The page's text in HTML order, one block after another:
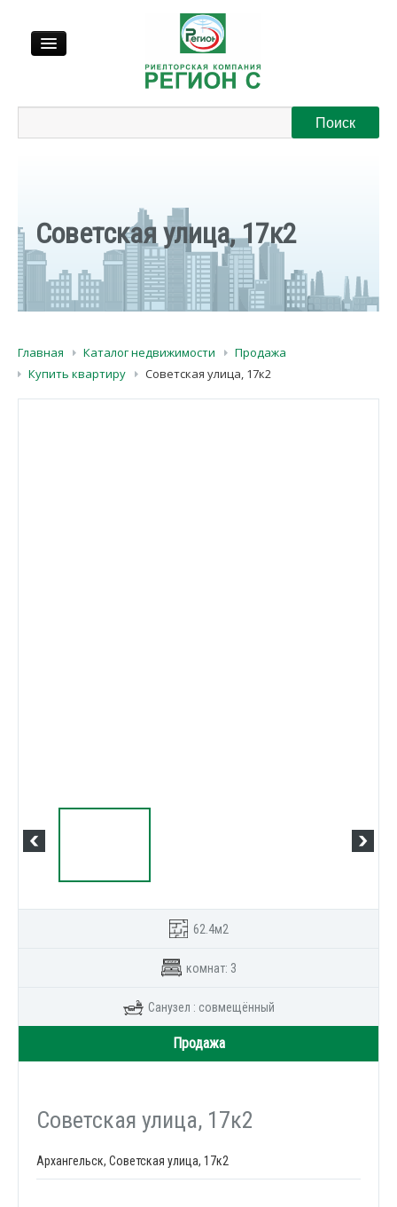
Регионы
Контакты
Советская улица, 17к2
Главная Каталог недвижимости
Продажа
Купить квартиру
Советская улица, 17к2
62.4м2
комнат: 3
Санузел : совмещённый
Продажа
Советская улица, 17к2
Архангельск, Советская улица, 17к2